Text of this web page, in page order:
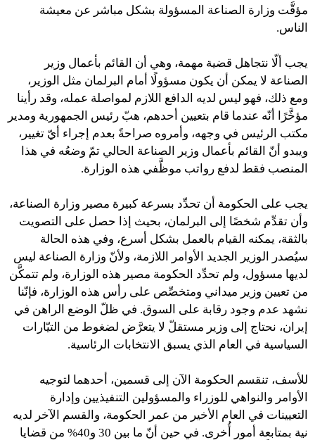
مؤقَّت وزارة الصناعة المسؤولة بشكل مباشر عن معيشة
الناس.
يجب ألّا نتجاهل قضية مهمة، وهي أن القائم بأعمال وزير
الصناعة لا يمكن أن يكون مسؤولًا أمام البرلمان مثل الوزير،
ومع ذلك، فهو ليس لديه الدافع اللازم لمواصلة عمله، وقد رأينا
مؤخَّرًا أنّه عندما قام بتعيين أحدهم، هبّ رئيس الجمهورية ومدير
مكتب الرئيس في وجهه، وأمروه صراحةً بعدم إجراء أيّ تغيير،
ويبدو أنّ القائم بأعمال وزير الصناعة الحالي تمّ وضعُه في هذا
المنصب فقط لدفع رواتب موظَّفي هذه الوزارة.
يجب على الحكومة أن تحدِّد بسرعة كبيرة مصير وزارة الصناعة،
وأن تقدِّم شخصًا إلى البرلمان، بحيث إذا حصل على التصويت
بالثقة، يمكنه القيام بالعمل بشكل أسرع، وفي هذه الحالة
سيُصدر الوزير الجديد الأوامر اللازمة، ولأنّ وزارة الصناعة ليس
لديها مسؤول، ولم تحدِّد الحكومة مصير هذه الوزارة، ولم تتمكَّن
من تعيين وزير ميداني ومتخصِّص على رأس هذه الوزارة، فإنّنا
نشهد عدم وجود رقابة على السوق. في ظلّ الوضع الراهن في
إيران، نحتاج إلى وزير مستقلّ لا يتعرَّض لضغوط من التيّارات
السياسية في العام الذي يسبق الانتخابات الرئاسية.
للأسف، تنقسم الحكومة الآن إلى قسمين، أحدهما لتوجيه
الأوامر والنواهي للوزراء والمسؤولين التنفيذيين وإدارة
التعيينات في العام الأخير من عمر الحكومة، والقسم الآخر لديه
نية بمتابعة أمور أُخرى. في حين أنّ ما بين 30 و40% من قضايا